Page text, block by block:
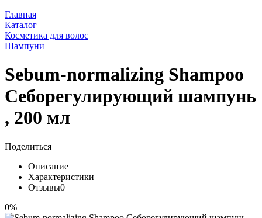
Главная
Каталог
Косметика для волос
Шампуни
Sebum-normalizing Shampoo
Себорегулирующий шампунь
, 200 мл
Поделиться
Описание
Характеристики
Отзывы0
0%